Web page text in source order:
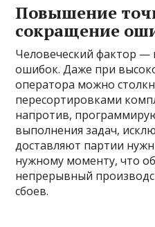
Повышение
сокращение
Человеческий фактор —
ошибок. Даже при
оператора можно
пересортировками
напротив,
выполнения задач,
доставляют партии
нужному моменту, что
непрерывный
сбоев.